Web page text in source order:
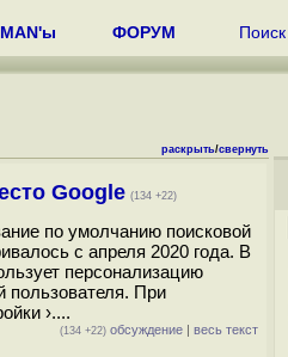
MAN'ы ФОРУМ Поиск
раскрыть/свернуть
Google (134 +22)
по умолчанию поисковой
с апреля 2020 года. В
персонализацию
пользователя. При
›....
(134 +22) обсуждение | весь текст